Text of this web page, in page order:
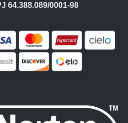
64.388.089/0001-98